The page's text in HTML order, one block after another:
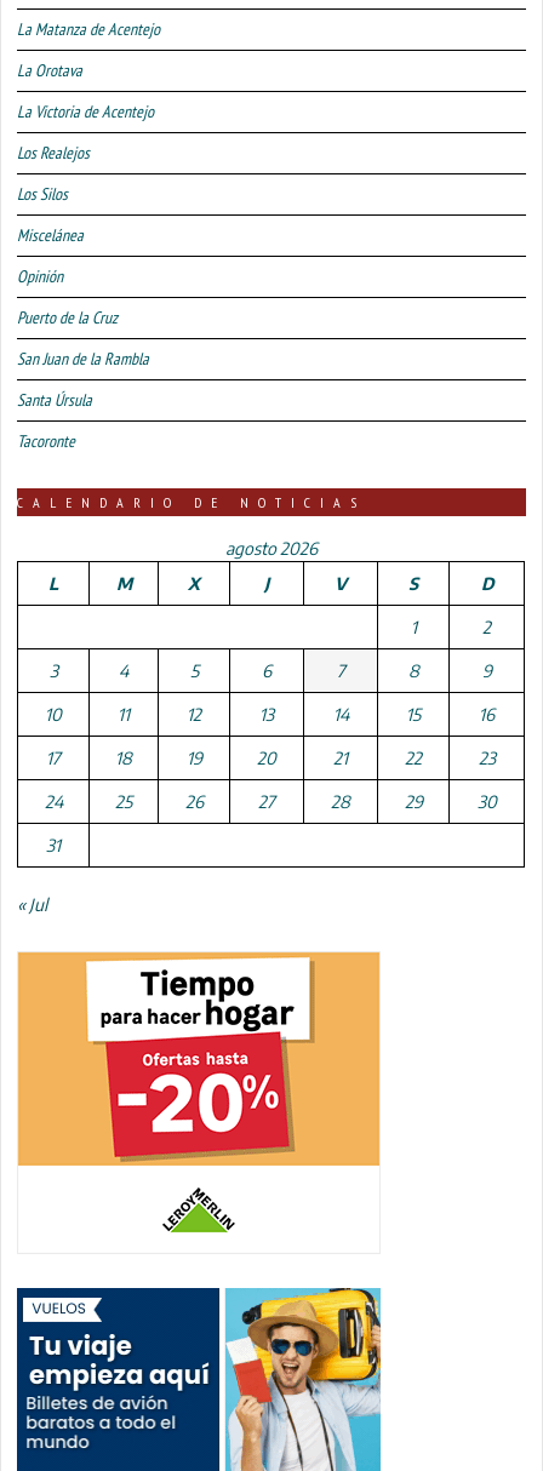
La Matanza de Acentejo
La Orotava
La Victoria de Acentejo
Los Realejos
Los Silos
Miscelánea
Opinión
Puerto de la Cruz
San Juan de la Rambla
Santa Úrsula
Tacoronte
CALENDARIO DE NOTICIAS
agosto 2026
L
M X J V S D
1 2
3 4 5 6 7 8 9
10 11 12 13 14 15 16
17 18 19 20 21 22 23
24 25 26 27 28 29 30
31
« Jul